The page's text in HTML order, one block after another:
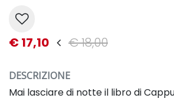
€ 17,10 € 18,00
DESCRIZIONE
Mai lasciare di notte il libro di